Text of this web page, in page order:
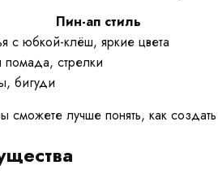
Пин-ап стиль
с юбкой-клёш, яркие цвета
помада, стрелки
бигуди
сможете лучше понять, как